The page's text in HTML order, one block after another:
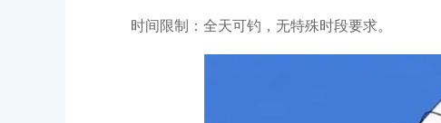
时间限制：全天可钓，无特殊时段要求。